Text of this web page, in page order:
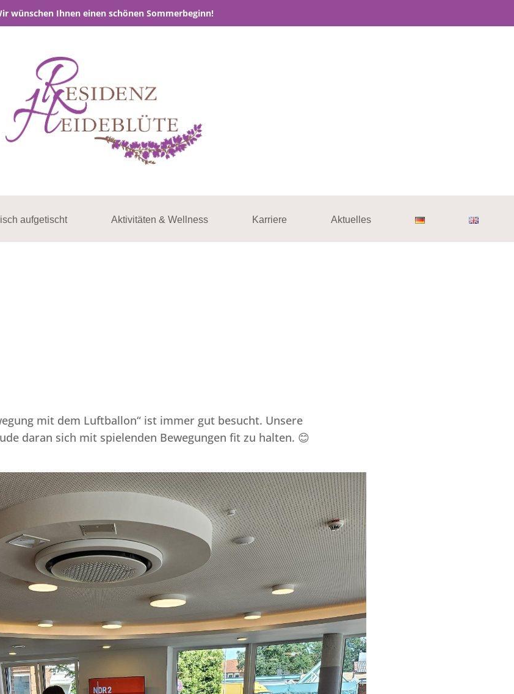
wünschen Ihnen einen schönen Sommerbeginn!
aufgetischt Aktivitäten & Wellness Karriere Aktuelles
mit dem Luftballon“ ist immer gut besucht. Unsere
daran sich mit spielenden Bewegungen fit zu halten. 😊